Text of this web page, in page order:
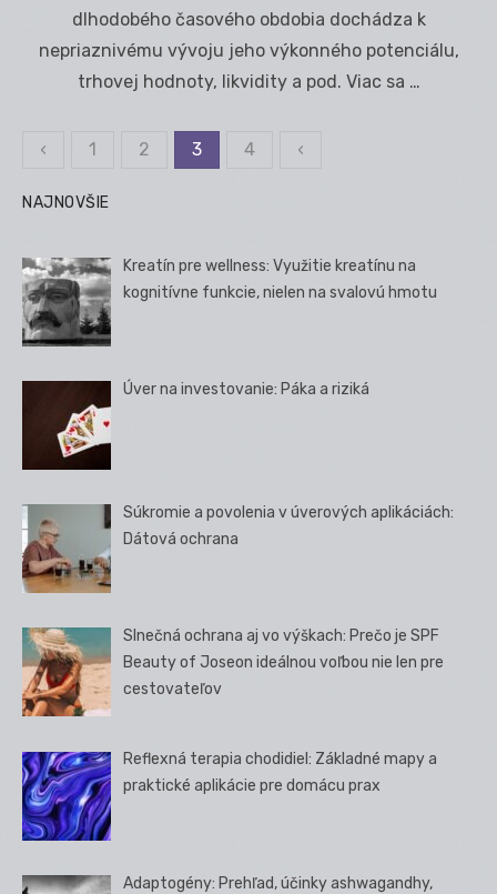
dlhodobého časového obdobia dochádza k
nepriaznivému vývoju jeho výkonného potenciálu,
trhovej hodnoty, likvidity a pod. Viac sa …
Stránkovanie
príspevkov
‹ 1 2 3 4 ‹
NAJNOVŠIE
Kreatín pre wellness: Využitie kreatínu na
kognitívne funkcie, nielen na svalovú hmotu
Úver na investovanie: Páka a riziká
Súkromie a povolenia v úverových aplikáciách:
Dátová ochrana
Slnečná ochrana aj vo výškach: Prečo je SPF
Beauty of Joseon ideálnou voľbou nie len pre
cestovateľov
Reflexná terapia chodidiel: Základné mapy a
praktické aplikácie pre domácu prax
Adaptogény: Prehľad, účinky ashwagandhy,